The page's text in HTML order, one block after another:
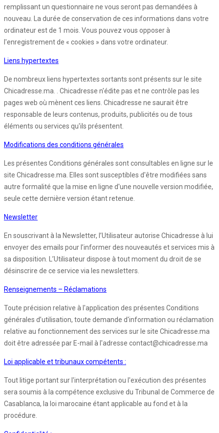
remplissant un questionnaire ne vous seront pas demandées à
nouveau. La durée de conservation de ces informations dans votre
ordinateur est de 1 mois. Vous pouvez vous opposer à
l'enregistrement de « cookies » dans votre ordinateur.
Liens hypertextes
De nombreux liens hypertextes sortants sont présents sur le site
Chicadresse.ma. . Chicadresse n'édite pas et ne contrôle pas les
pages web où mènent ces liens. Chicadresse ne saurait être
responsable de leurs contenus, produits, publicités ou de tous
éléments ou services qu'ils présentent.
Modifications des conditions générales
Les présentes Conditions générales sont consultables en ligne sur le
site Chicadresse.ma. Elles sont susceptibles d'être modifiées sans
autre formalité que la mise en ligne d'une nouvelle version modifiée,
seule cette dernière version étant retenue.
Newsletter
En souscrivant à la Newsletter, l’Utilisateur autorise Chicadresse à lui
envoyer des emails pour l’informer des nouveautés et services mis à
sa disposition. L’Utilisateur dispose à tout moment du droit de se
désinscrire de ce service via les newsletters.
Renseignements – Réclamations
Toute précision relative à l'application des présentes Conditions
générales d’utilisation, toute demande d'information ou réclamation
relative au fonctionnement des services sur le site Chicadresse.ma
doit être adressée par E-mail à l'adresse contact@chicadresse.ma
Loi applicable et tribunaux compétents :
Tout litige portant sur l'interprétation ou l'exécution des présentes
sera soumis à la compétence exclusive du Tribunal de Commerce de
Casablanca, la loi marocaine étant applicable au fond et à la
procédure.